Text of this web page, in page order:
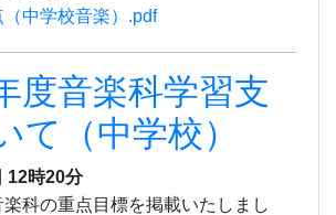
中学校音楽）.pdf
度音楽科学習支
て（中学校）
12時20分
科の重点目標を掲載いたしまし